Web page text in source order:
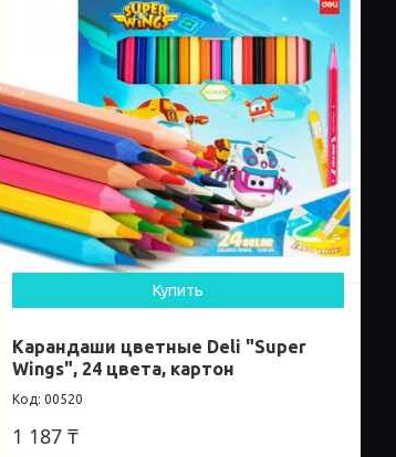
Купить
Карандаши цветные Deli "Super
Wings", 24 цвета, картон
00520
1 187 ₸